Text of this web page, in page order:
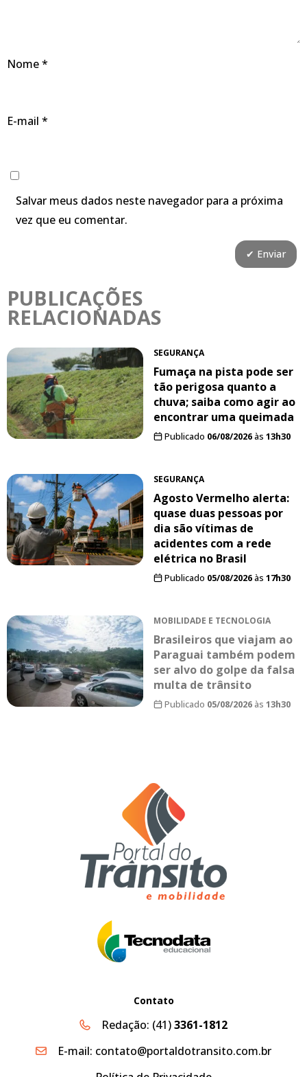
Nome*
E-mail *
Salvar meus dados neste navegador para a próxima
vez que eu comentar.
PUBLICAÇÕES
RELACIONADAS
SEGURANÇA
Fumaça na pista pode ser
tão perigosa quanto a
chuva; saiba como agir ao
encontrar uma queimada
Publicado 06/08/2026às 13h30
SEGURANÇA
Agosto Vermelho alerta:
quase duas pessoas por
dia são vítimas de
acidentes com a rede
elétrica no Brasil
Publicado 05/08/2026às 17h30
MOBILIDADE E TECNOLOGIA
Brasileiros que viajam ao
Paraguai também podem
ser alvo do golpe da falsa
multa de trânsito
Publicado 05/08/2026às 13h30
Contato
Redação: (41)3361-1812
E-mail: contato@portaldotransito.com.br